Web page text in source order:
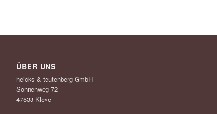
ÜBER UNS
heicks & teutenberg GmbH
Sonnenweg 72
47533 Kleve